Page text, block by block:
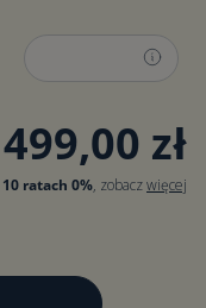
499,00 zł
10 ratach 0%, zobaczwięcej